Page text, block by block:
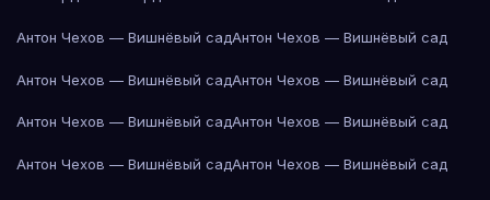
Антон Чехов — Вишнёвый садАнтон Чехов — Вишнёвый сад
Антон Чехов — Вишнёвый садАнтон Чехов — Вишнёвый сад
Антон Чехов — Вишнёвый садАнтон Чехов — Вишнёвый сад
Антон Чехов — Вишнёвый садАнтон Чехов — Вишнёвый сад